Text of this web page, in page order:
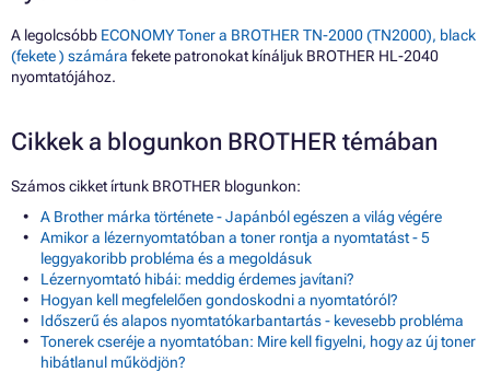
A legolcsóbb ECONOMY Toner a BROTHER TN-2000 (TN2000), black
(fekete ) számára fekete patronokat kínáljuk BROTHER HL-2040
nyomtatójához.
Cikkek a blogunkon BROTHER témában
Számos cikket írtunk BROTHER blogunkon:
A Brother márka története - Japánból egészen a világ végére
Amikor a lézernyomtatóban a toner rontja a nyomtatást - 5
leggyakoribb probléma és a megoldásuk
Lézernyomtató hibái: meddig érdemes javítani?
Hogyan kell megfelelően gondoskodni a nyomtatóról?
Időszerű és alapos nyomtatókarbantartás - kevesebb probléma
Tonerek cseréje a nyomtatóban: Mire kell figyelni, hogy az új toner
hibátlanul működjön?